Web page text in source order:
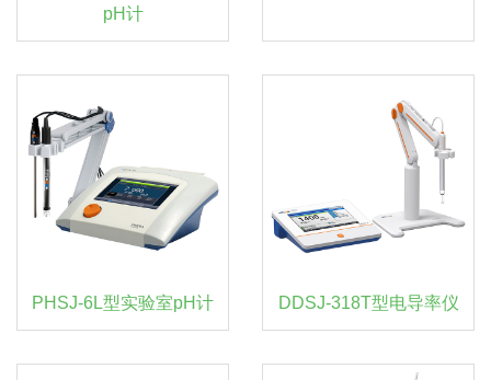
pH计
PHSJ-6L型实验室pH计 DDSJ-318T型电导率仪